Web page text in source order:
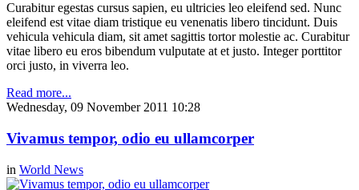
Curabitur egestas cursus sapien, eu ultricies leo eleifend sed. Nunc
eleifend est vitae diam tristique eu venenatis libero tincidunt. Duis
vehicula vehicula diam, sit amet sagittis tortor molestie ac. Curabitur
vitae libero eu eros bibendum vulputate at et justo. Integer porttitor
orci justo, in viverra leo.
Read more...
Wednesday, 09 November 2011 10:28
Vivamus tempor, odio eu ullamcorper
in World News